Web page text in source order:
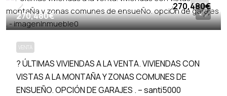
VENTA
270,480€
VENTA
? ÚLTIMAS VIVIENDAS A LA VENTA. VIVIENDAS CON
VISTAS A LA MONTAÑA Y ZONAS COMUNES DE
ENSUEÑO. OPCIÓN DE GARAJES . – santi5000
270,480€